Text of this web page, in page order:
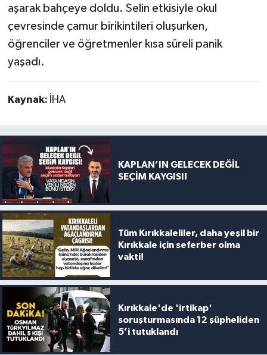
aşarak bahçeye doldu. Selin etkisiyle okul
çevresinde çamur birikintileri oluşurken,
öğrenciler ve öğretmenler kısa süreli panik
yaşadı.
Kaynak: İHA
KAPLAN’IN GELECEK DEĞİL
SEÇİM KAYGISI!
Tüm Kırıkkaleliler, daha yeşil bir
Kırıkkale için seferber olma
vakti!
Kırıkkale'de 'irtikap'
soruşturmasında 12 şüpheliden
5’i tutuklandı